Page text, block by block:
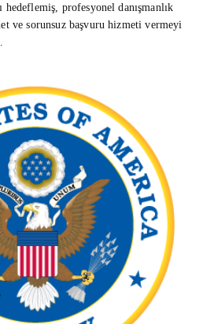
profesyonel danışmanlık
ve sorunsuz başvuru hizmeti vermeyi